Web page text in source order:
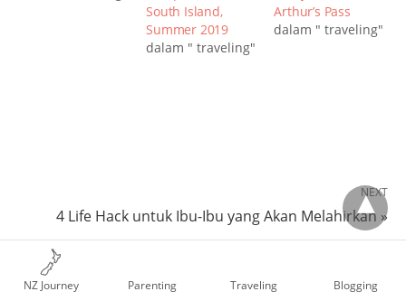
South Island,
Summer 2019
dalam " traveling"
Arthur’s Pass
dalam " traveling"
NEXT
4 Life Hack untuk Ibu-Ibu yang Akan Melahirkan »
PREVIOUS
« Review Persalinan di Gedung Baru BWCC Bintaro
NZ Journey Parenting Traveling Blogging